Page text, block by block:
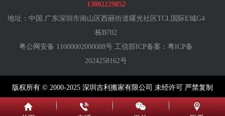
13802229852
地址：中国.广东深圳市南山区西丽街道曙光社区TCL国际E城G4
栋B702
粤公网安备 11000002000088号 工信部ICP备案：粤ICP备
2024258162号
版权所有 © 2000-2025 深圳吉利搬家有限公司 未经许可 严禁复制